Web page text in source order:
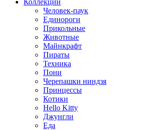
Человек-паук
Единороги
Прикольные
Животные
Майнкрафт
Пираты
Техника
Пони
Черепашки ниндзя
Принцессы
Котики
Hello Kitty
Джунгли
Еда